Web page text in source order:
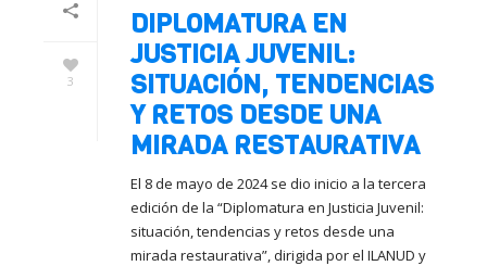
3
DIPLOMATURA EN
JUSTICIA JUVENIL:
SITUACIÓN, TENDENCIAS
Y RETOS DESDE UNA
MIRADA RESTAURATIVA
El 8 de mayo de 2024 se dio inicio a la tercera
edición de la “Diplomatura en Justicia Juvenil:
situación, tendencias y retos desde una
mirada restaurativa”, dirigida por el ILANUD y